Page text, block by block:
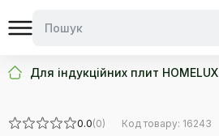
Для індукційних плит HOMELUX
0.0(0) Код товару: 16243